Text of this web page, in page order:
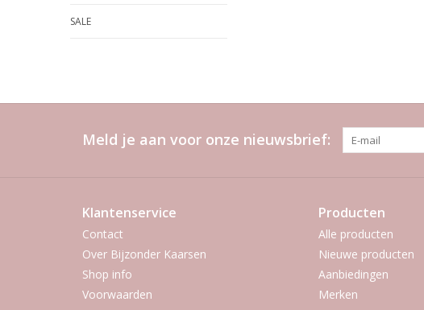
SALE
Meld je aan voor onze nieuwsbrief:
Klantenservice
Contact
Over Bijzonder Kaarsen
Shop info
Voorwaarden
Producten
Alle producten
Nieuwe producten
Aanbiedingen
Merken